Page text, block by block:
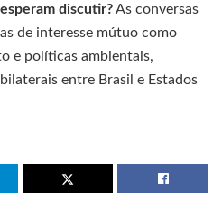
discutir?As conversas
de interesse mútuo como
e políticas ambientais,
entre Brasil e Estados